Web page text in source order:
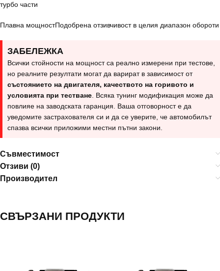
турбо части
Плавна мощностПодобрена отзивчивост в целия диапазон обороти
ЗАБЕЛЕЖКА
Всички стойности на мощност са реално измерени при тестове,
но реалните резултати могат да варират в зависимост от
състоянието на двигателя, качеството на горивото и
условията при тестване. Всяка тунинг модификация може да
повлияе на заводската гаранция. Ваша отговорност е да
уведомите застрахователя си и да се уверите, че автомобилът
спазва всички приложими местни пътни закони.
Съвместимост
Отзиви (0)
Производител
СВЪРЗАНИ ПРОДУКТИ